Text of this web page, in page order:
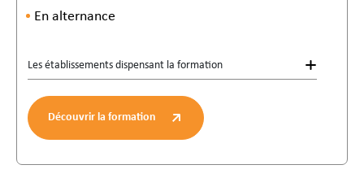
En alternance
Les établissements dispensant la formation
Découvrir la formation